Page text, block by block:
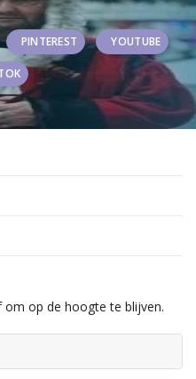
PINTEREST YOUTUBE
op de hoogte te blijven.